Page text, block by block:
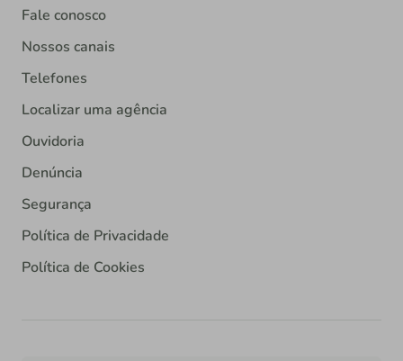
Fale conosco
Nossos canais
Telefones
Localizar uma agência
Ouvidoria
Denúncia
Segurança
Política de Privacidade
Política de Cookies